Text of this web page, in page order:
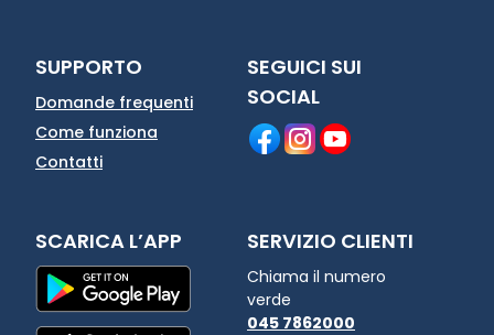
SUPPORTO
Domande frequenti
Come funziona
Contatti
SEGUICI SUI
SOCIAL
SCARICA L’APP SERVIZIO CLIENTI
Chiama il numero
verde
045 7862000